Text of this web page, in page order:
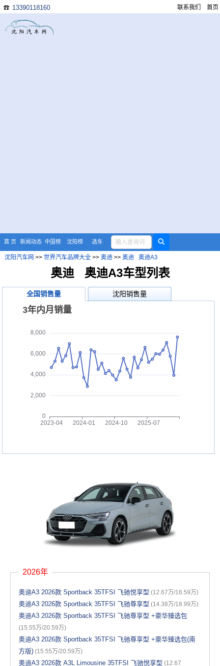
☎ 13390118160 首页
联系我们
首 页 新闻动态 中国榜 沈阳榜 选车
沈阳汽车网 >> 世界汽车品牌大全>> 奥迪>> 奥迪 奥迪A3
奥迪 奥迪A3车型列表
全国销售量 沈阳销售量
2026年
奥迪A3 2026款 Sportback 35TFSI 飞驰悦享型 (12.67万/16.59万)
奥迪A3 2026款 Sportback 35TFSI 飞驰尊享型 (14.38万/18.99万)
奥迪A3 2026款 Sportback 35TFSI 飞驰尊享型 +豪华臻选包
(15.55万/20.59万)
奥迪A3 2026款 Sportback 35TFSI 飞驰尊享型 +豪华臻选包(南
方版) (15.55万/20.59万)
奥迪A3 2026款 A3L Limousine 35TFSI 飞驰悦享型 (12.67